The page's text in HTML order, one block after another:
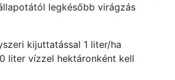
legkésőbb virágzás
kijuttatással 1 liter/ha
liter vízzel hektáronként kell